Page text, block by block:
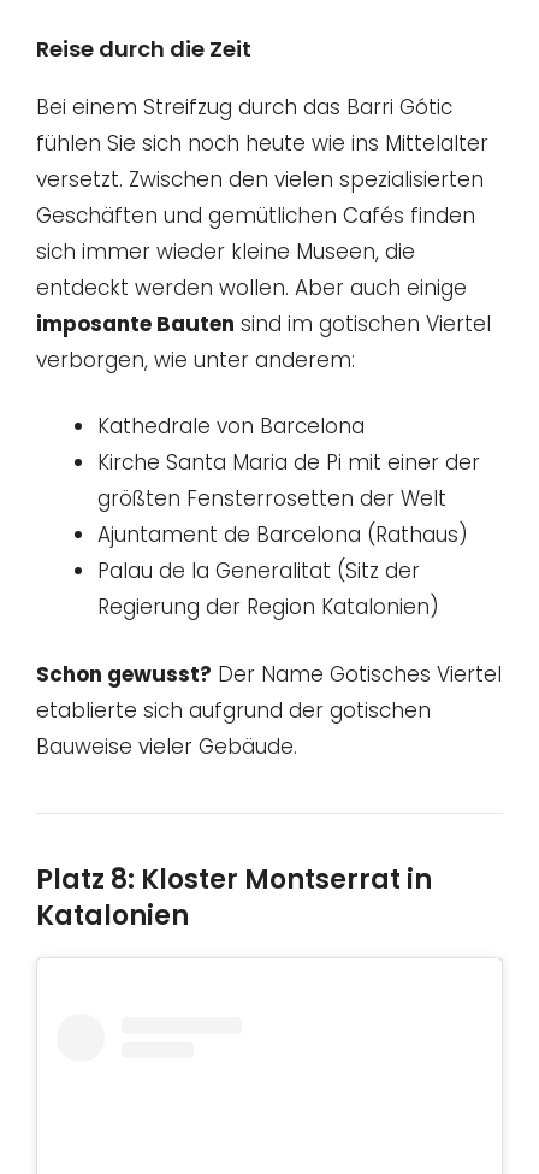
Reise durch die Zeit
Bei einem Streifzug durch das Barri Gótic
fühlen Sie sich noch heute wie ins Mittelalter
versetzt. Zwischen den vielen spezialisierten
Geschäften und gemütlichen Cafés finden
sich immer wieder kleine Museen, die
entdeckt werden wollen. Aber auch einige
imposante Bauten sind im gotischen Viertel
verborgen, wie unter anderem:
Kathedrale von Barcelona
Kirche Santa Maria de Pi mit einer der
größten Fensterrosetten der Welt
Ajuntament de Barcelona (Rathaus)
Palau de la Generalitat (Sitz der
Regierung der Region Katalonien)
Schon gewusst? Der Name Gotisches Viertel
etablierte sich aufgrund der gotischen
Bauweise vieler Gebäude.
Platz 8: Kloster Montserrat in
Katalonien